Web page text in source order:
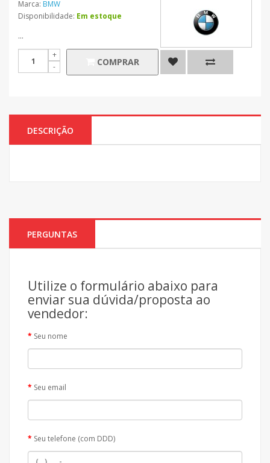
Marca: BMW
Disponibilidade: Em estoque
...
COMPRAR
DESCRIÇÃO
PERGUNTAS
Utilize o formulário abaixo para
enviar sua dúvida/proposta ao
vendedor:
Seu nome
Seu email
Seu telefone (com DDD)